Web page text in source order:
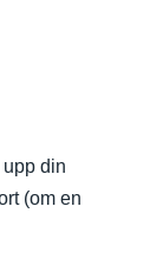
din
(om en